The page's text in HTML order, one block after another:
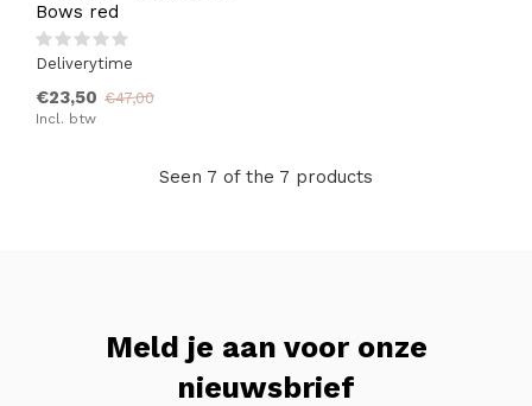
Bows red
Deliverytime
€23,50 €47,00
Incl. btw
Seen 7 of the 7 products
Meld je aan voor onze
nieuwsbrief